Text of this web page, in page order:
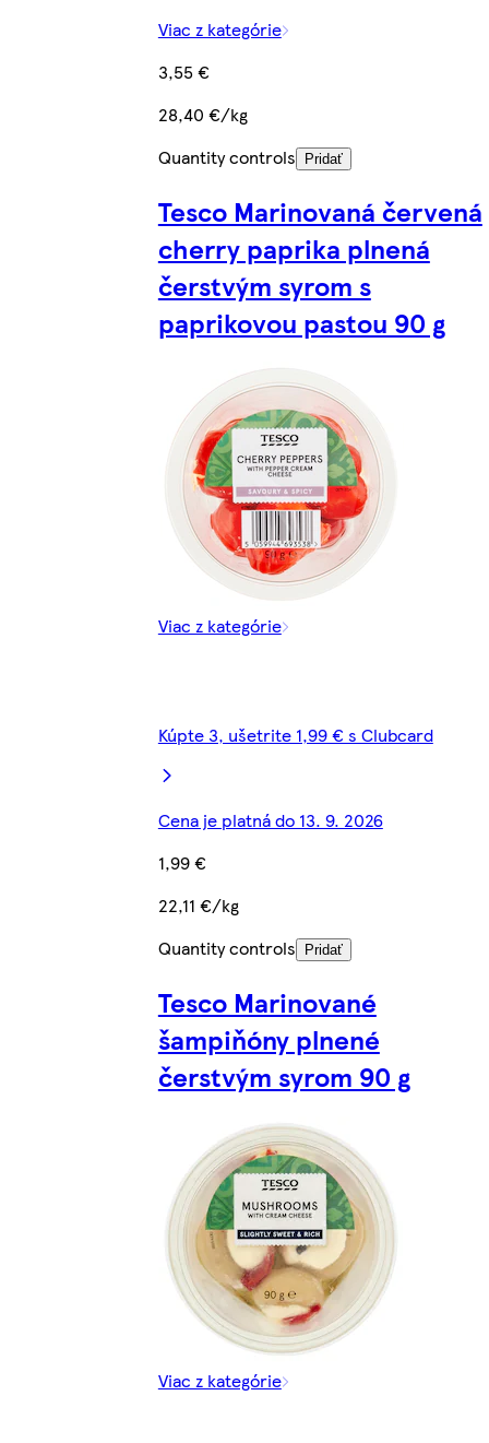
Viac z kategórie
3,55 €
28,40 €/kg
Quantity controls
Pridať
Tesco Marinovaná červená
cherry paprika plnená
čerstvým syrom s
paprikovou pastou 90 g
Viac z kategórie
Kúpte 3, ušetrite 1,99 € s Clubcard
Cena je platná do 13. 9. 2026
1,99 €
22,11 €/kg
Quantity controls
Pridať
Tesco Marinované
šampiňóny plnené
čerstvým syrom 90 g
Viac z kategórie